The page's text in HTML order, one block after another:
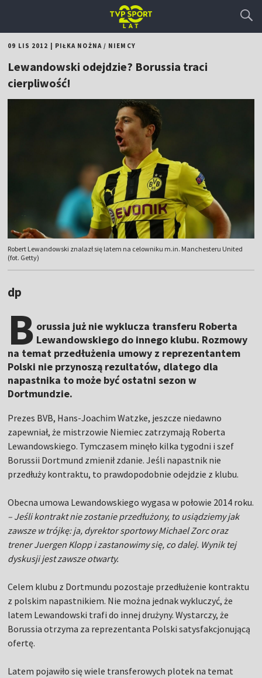
09 LIS 2012 PIŁKA NOŻNA/ NIEMCY
Lewandowski odejdzie? Borussia traci
cierpliwość!
Robert Lewandowski znalazł się latem na celowniku m.in. Manchesteru United
(fot. Getty)
dp
B orussia już nie wyklucza transferu Roberta
Lewandowskiego do innego klubu. Rozmowy
na temat przedłużenia umowy z reprezentantem
Polski nie przynoszą rezultatów, dlatego dla
napastnika to może być ostatni sezon w
Dortmundzie.
Prezes BVB, Hans-Joachim Watzke, jeszcze niedawno
zapewniał, że mistrzowie Niemiec zatrzymają Roberta
Lewandowskiego. Tymczasem minęło kilka tygodni i szef
Borussii Dortmund zmienił zdanie. Jeśli napastnik nie
przedłuży kontraktu, to prawdopodobnie odejdzie z klubu.
Obecna umowa Lewandowskiego wygasa w połowie 2014 roku.
– Jeśli kontrakt nie zostanie przedłużony, to usiądziemy jak
zawsze w trójkę: ja, dyrektor sportowy Michael Zorc oraz
trener Juergen Klopp i zastanowimy się, co dalej. Wynik tej
dyskusji jest zawsze otwarty.
Celem klubu z Dortmundu pozostaje przedłużenie kontraktu
z polskim napastnikiem. Nie można jednak wykluczyć, że
latem Lewandowski trafi do innej drużyny. Wystarczy, że
Borussia otrzyma za reprezentanta Polski satysfakcjonującą
ofertę.
Latem pojawiło się wiele transferowych plotek na temat